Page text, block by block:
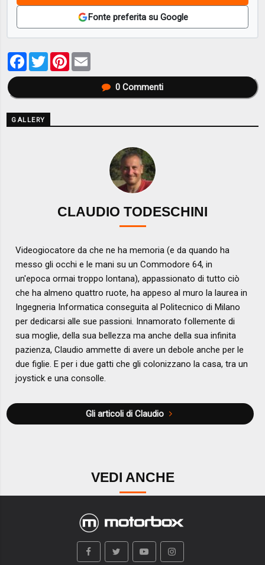
Fonte preferita su Google
Facebook
TwitterPinterest
0Commenti
GALLERY
CLAUDIO TODESCHINI
Videogiocatore da che ne ha memoria (e da quando ha
messo gli occhi e le mani su un Commodore 64, in
un'epoca ormai troppo lontana), appassionato di tutto ciò
che ha almeno quattro ruote, ha appeso al muro la laurea in
Ingegneria Informatica conseguita al Politecnico di Milano
per dedicarsi alle sue passioni. Innamorato follemente di
sua moglie, della sua bellezza ma anche della sua infinita
pazienza, Claudio ammette di avere un debole anche per le
due figlie. E per i due gatti che gli colonizzano la casa, tra un
joystick e una consolle.
Gli articoli di Claudio
VEDI ANCHE